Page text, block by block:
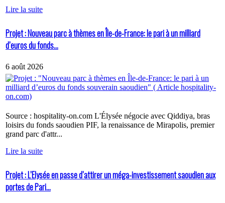
Lire la suite
Projet : Nouveau parc à thèmes en Île-de-France: le pari à un milliard
d’euros du fonds...
6 août 2026
Source : hospitality-on.com L'Élysée négocie avec Qiddiya, bras
loisirs du fonds saoudien PIF, la renaissance de Mirapolis, premier
grand parc d'attr...
Lire la suite
Projet : L’Elysée en passe d’attirer un méga-investissement saoudien aux
portes de Pari...